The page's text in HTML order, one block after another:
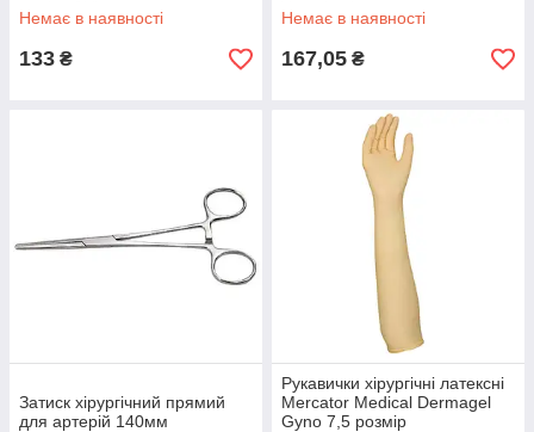
Немає в наявності
133 ₴
Немає в наявності
167,05 ₴
Затиск хірургічний прямий
для артерій 140мм
Рукавички хірургічні латексні
Mercator Medical Dermagel
Gyno 7,5​​​​​​​ розмір